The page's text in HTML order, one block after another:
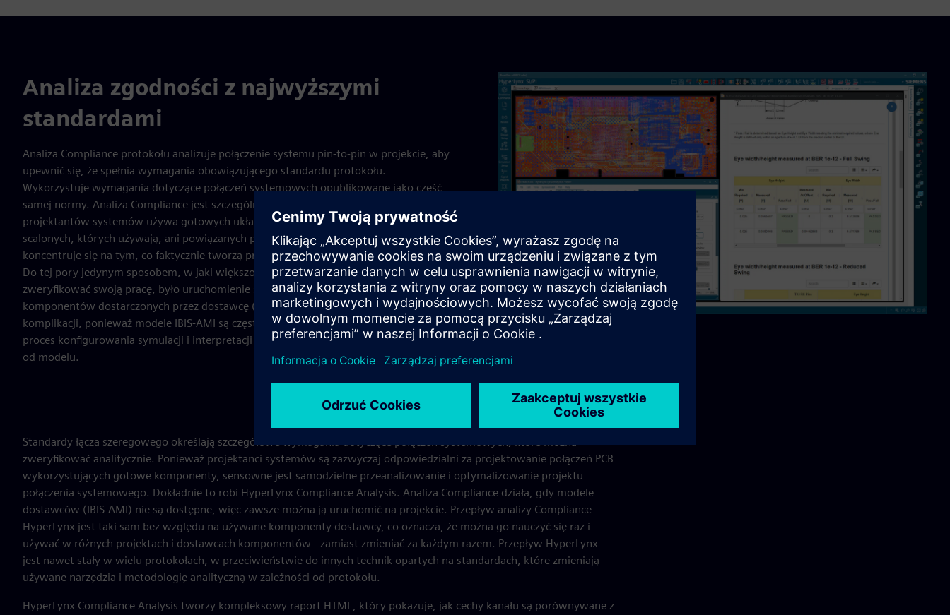
Analiza zgodności z najwyższymi
standardami
Analiza Compliance protokołu analizuje połączenie systemu pin-to-pin w projekcie, aby
upewnić się, że spełnia wymagania obowiązującego standardu protokołu.
Wykorzystuje wymagania dotyczące połączeń systemowych opublikowane jako część
samej normy. Analiza Compliance jest szczególnie przydatna, ponieważ większość
projektantów systemów używa gotowych układów scalonych; nie tworzą ani układów
scalonych, których używają, ani powiązanych pakietów IC. Analiza Compliance
koncentruje się na tym, co faktycznie tworzą projektanci systemów: płyty systemowe.
Do tej pory jedynym sposobem, w jaki większość projektantów systemów musiała
zweryfikować swoją pracę, było uruchomienie symulacji łącza przy użyciu modeli
komponentów dostarczonych przez dostawcę (IBIS-AMI). Dodaje to warstwę
komplikacji, ponieważ modele IBIS-AMI są często trudne do uzyskania i walidacji, a
proces konfigurowania symulacji i interpretacji wyników często różni się w zależności
od modelu.
Standardy łącza szeregowego określają szczegółowe wymagania dotyczące połączeń systemowych, które można
zweryfikować analitycznie. Ponieważ projektanci systemów są zazwyczaj odpowiedzialni za projektowanie połączeń PCB
wykorzystujących gotowe komponenty, sensowne jest samodzielne przeanalizowanie i optymalizowanie projektu
połączenia systemowego. Dokładnie to robi HyperLynx Compliance Analysis. Analiza Compliance działa, gdy modele
dostawców (IBIS-AMI) nie są dostępne, więc zawsze można ją uruchomić na projekcie. Przepływ analizy Compliance
HyperLynx jest taki sam bez względu na używane komponenty dostawcy, co oznacza, że można go nauczyć się raz i
używać w różnych projektach i dostawcach komponentów - zamiast zmieniać za każdym razem. Przepływ HyperLynx
jest nawet stały w wielu protokołach, w przeciwieństwie do innych technik opartych na standardach, które zmieniają
używane narzędzia i metodologię analityczną w zależności od protokołu.
HyperLynx Compliance Analysis tworzy kompleksowy raport HTML, który pokazuje, jak cechy kanału są porównywane z